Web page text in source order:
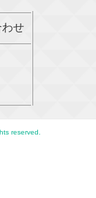
わせ
reserved.